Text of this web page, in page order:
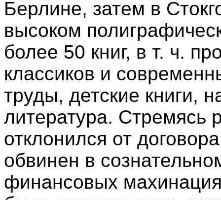
Берлине, затем в
высоком
более 50 книг, в т. ч.
классиков и
труды, детские книги,
литература. Стремясь
отклонился от
обвинен в
финансовых